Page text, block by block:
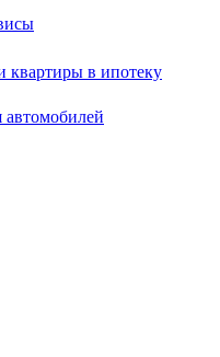
квартиры в ипотеку
автомобилей